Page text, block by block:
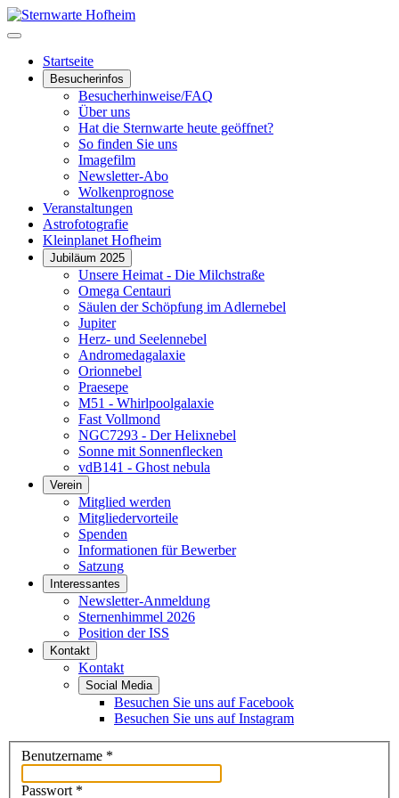
Startseite
Besucherinfos
Besucherhinweise/FAQ
Über uns
Hat die Sternwarte heute geöffnet?
So finden Sie uns
Imagefilm
Newsletter-Abo
Wolkenprognose
Veranstaltungen
Astrofotografie
Kleinplanet Hofheim
Jubiläum 2025
Unsere Heimat - Die Milchstraße
Omega Centauri
Säulen der Schöpfung im Adlernebel
Jupiter
Herz- und Seelennebel
Andromedagalaxie
Orionnebel
Praesepe
M51 - Whirlpoolgalaxie
Fast Vollmond
NGC7293 - Der Helixnebel
Sonne mit Sonnenflecken
vdB141 - Ghost nebula
Verein
Mitglied werden
Mitgliedervorteile
Spenden
Informationen für Bewerber
Satzung
Interessantes
Newsletter-Anmeldung
Sternenhimmel 2026
Position der ISS
Kontakt
Kontakt
Social Media
Besuchen Sie uns auf Facebook
Besuchen Sie uns auf Instagram
Benutzername *
Passwort *